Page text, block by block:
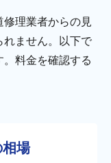
理業者からの見
ません。以下で
料金を確認する
場